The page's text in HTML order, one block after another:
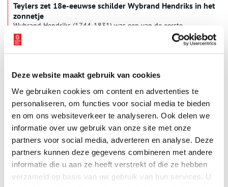
Deze website maakt gebruik van cookies
We gebruiken cookies om content en advertenties te
personaliseren, om functies voor social media te bieden
en om ons websiteverkeer te analyseren. Ook delen we
informatie over uw gebruik van onze site met onze
partners voor social media, adverteren en analyse. Deze
partners kunnen deze gegevens combineren met andere
informatie die u aan ze heeft verstrekt of die ze hebben
verzameld op basis van uw gebruik van hun services. U
Teylers zet 18e-eeuwse schilder Wybrand Hendriks in het
zonnetje
Wybrand Hendriks (1744-1831) was een van de eerste
beheerders van Teylers Museum in Haarlem. Maar hij kon ook
prachtig schilderen. En daarom wijdt het museum nu een
tentoonstelling aan hem.
Pieter Teylers Huis is enorme aanwinst voor zijn museum
Met de opening van het Pieter Teylers Huis, het achttiende-
eeuwse woonhuis van de oprichter van Teylers Museum, heeft